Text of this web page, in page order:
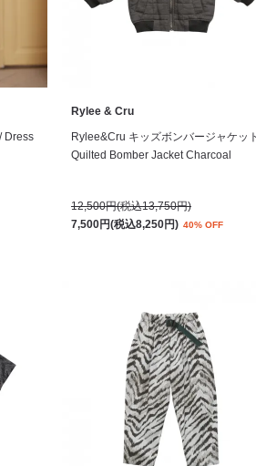
Dress
Rylee & Cru
Rylee&Cru キッズボンバージャケッ
Quilted Bomber Jacket Charcoal
12,500円(税込13,750円)
7,500円(税込8,250円) 40% OFF